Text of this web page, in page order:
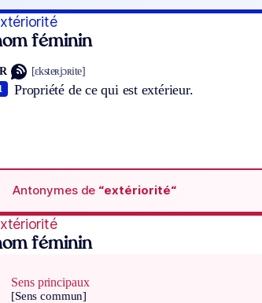
féminin
[ɛksteʀjɔʀite]
Propriété de ce qui est extérieur.
Antonymes de “extériorité“
féminin
Sens principaux
[Sens commun]